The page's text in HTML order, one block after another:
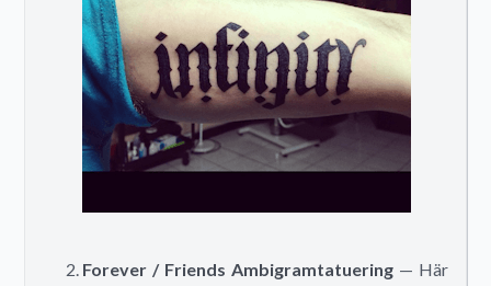
Forever / Friends Ambigramtatuering— Här